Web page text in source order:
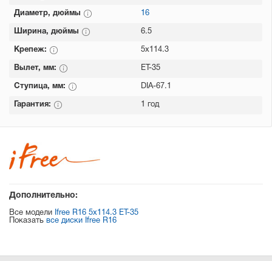
Диаметр, дюймы 16
Ширина, дюймы 6.5
Крепеж: 5x114.3
Вылет, мм: ET-35
Ступица, мм: DIA-67.1
Гарантия: 1 год
Дополнительно:
Все модели Ifree R16 5x114.3 ET-35
Показать все диски Ifree R16